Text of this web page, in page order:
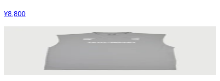
¥8,800